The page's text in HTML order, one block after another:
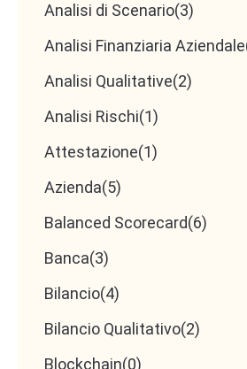
decisioni strategiche.
Affiancare il titolare dello
proattivo, non solo
3. Attitudine
Uso fluido di gestionali
Conoscenza base di
Studio(es. sintesi
generazione di report).
Analisi di Scenario(3)
Analisi Finanziaria Aziendale
Analisi Qualitative(2)
Analisi Rischi(1)
Attestazione(1)
Azienda(5)
Balanced Scorecard(6)
Banca(3)
Bilancio(4)
Bilancio Qualitativo(2)
Blockchain(0)